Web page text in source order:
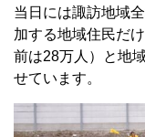
当日には諏訪地域
加する地域住民だ
前は28万人）と地
せています。